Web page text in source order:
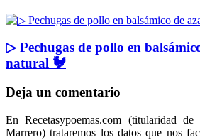
▷ Pechugas de pollo en
natural 🐓
Deja un comentario
En Recetasypoemas.com (titularidad
Marrero) trataremos los datos que nos